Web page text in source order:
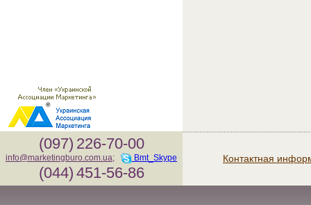
(097) 226-70-00
info@marketingburo.com.ua; Bmt_Skype
(044) 451-56-86
Контактная